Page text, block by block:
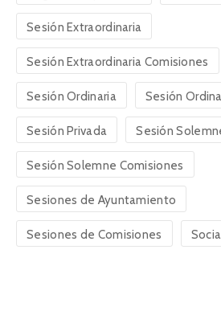
Sesión Extraordinaria
Sesión Extraordinaria Comisiones
Sesión Ordinaria Sesión
Sesión Privada Sesión
Sesión Solemne Comisiones
Sesiones de Ayuntamiento
Sesiones de Comisiones